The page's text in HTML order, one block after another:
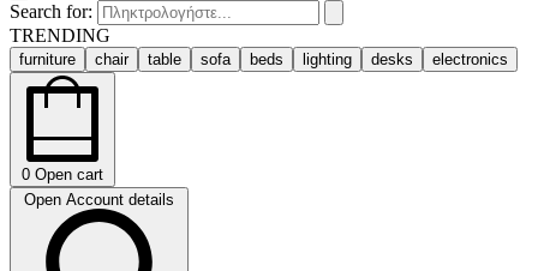
Search for:
TRENDING
furniture chair table sofa beds lighting desks electronics
0 Open cart
Open Account details